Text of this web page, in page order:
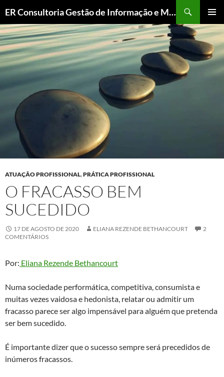
ER Consultoria Gestão de Informação e Memória Institucional
MENU
PARA
O
CONTEÚDO
ATUAÇÃO PROFISSIONAL,PRÁTICA PROFISSIONAL
O FRACASSO BEM
SUCEDIDO
17 DE AGOSTO DE 2020 ELIANA REZENDE BETHANCOURT
2
COMENTÁRIOS
Por: Eliana Rezende Bethancourt
Numa sociedade performática, competitiva, consumista e
muitas vezes vaidosa e hedonista, relatar ou admitir um
fracasso parece ser algo impensável para alguém que pretenda
ser bem sucedido.
É importante dizer que o sucesso sempre será precedidos de
inúmeros fracassos.